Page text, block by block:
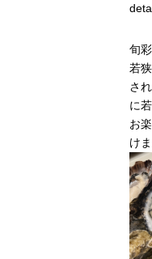
旬
若
さ
に
お
け